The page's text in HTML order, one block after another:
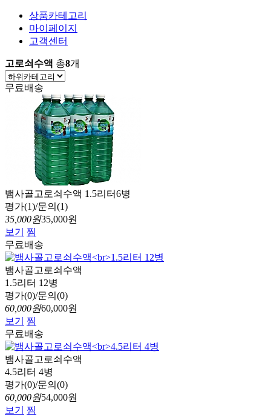
상품카테고리
마이페이지
고객센터
고로쇠수액 총8개
무료배송
뱀사골고로쇠수액 1.5리터6병
평가(1)/문의(1)
35,000원35,000원
보기
찜
무료배송
뱀사골고로쇠수액
1.5리터 12병
평가(0)/문의(0)
60,000원60,000원
보기
찜
무료배송
뱀사골고로쇠수액
4.5리터 4병
평가(0)/문의(0)
60,000원54,000원
보기
찜